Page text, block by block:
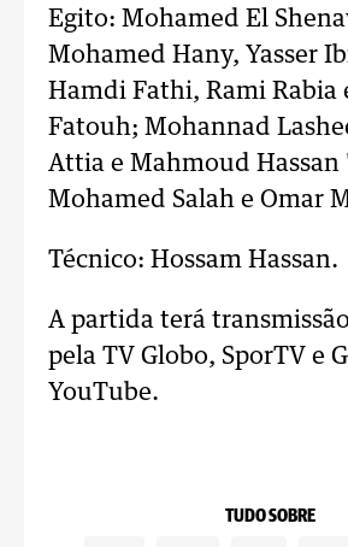
Egito: Mohamed El
Mohamed Hany, Yasser
Hamdi Fathi, Rami Rabia
Fatouh; Mohannad
Attia e Mahmoud Hassan
Mohamed Salah e Omar
Técnico: Hossam Hassan.
A partida terá
pela TV Globo, SporTV e
YouTube.
TUDO SOBRE